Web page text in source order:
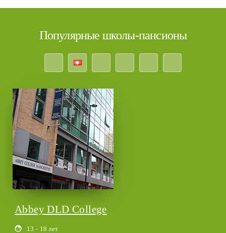
Популярные школы-пансионы
Abbey DLD College
13 - 18 лет